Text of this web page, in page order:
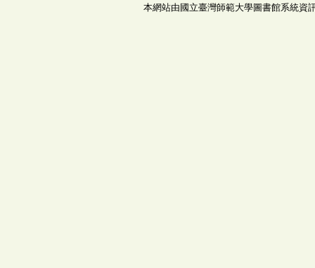
本網站由國立臺灣師範大學圖書館系統資